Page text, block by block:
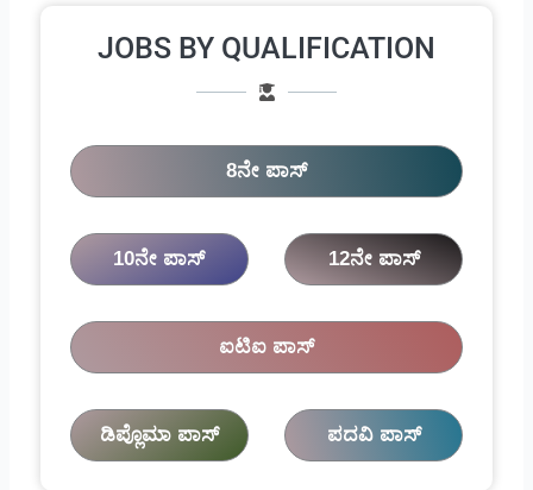
JOBS BY QUALIFICATION
8ನೇ ಪಾಸ್
10ನೇ ಪಾಸ್ 12ನೇ ಪಾಸ್
ಐಟಿಐ ಪಾಸ್
ಡಿಪ್ಲೊಮಾ ಪಾಸ್ ಪದವಿ ಪಾಸ್